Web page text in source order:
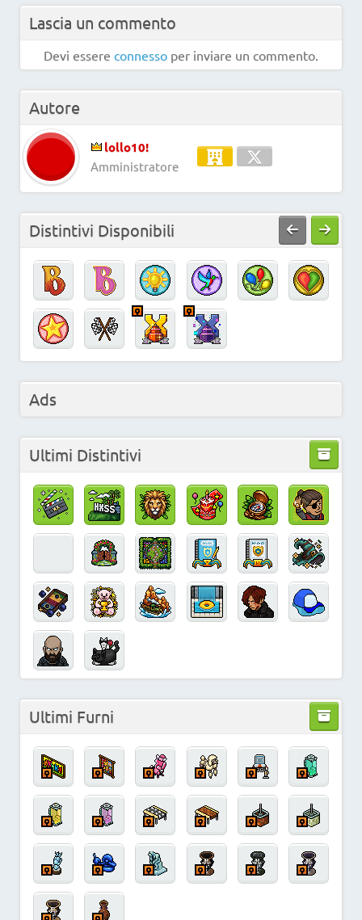
Lascia un commento
Devi essere connesso per inviare un commento.
Autore
lollo10!
Amministratore
Distintivi Disponibili
Ads
Ultimi Distintivi
Ultimi Furni